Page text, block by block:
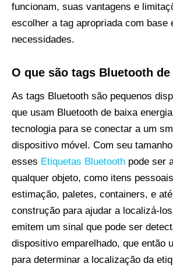
funcionam, suas vantagens e
escolher a tag apropriada com base
necessidades.
O que são tags Bluetooth
As tags Bluetooth são pequenos
que usam Bluetooth de baixa
tecnologia para se conectar a um
dispositivo móvel. Com seu
esses Etiquetas Bluetooth pode ser
qualquer objeto, como itens
estimação, paletes, containers, e
construção para ajudar a localizá-
emitem um sinal que pode ser
dispositivo emparelhado, que então
para determinar a localização da